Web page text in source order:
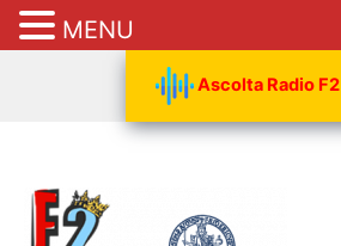
Ascolta Radio F2
MENU